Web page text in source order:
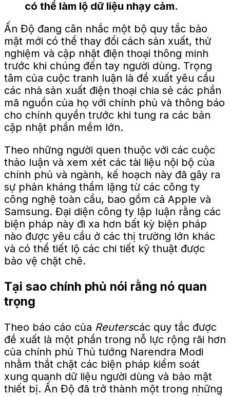
có thể làm lộ dữ liệu nhạy cảm.
Ấn Độ đang cân nhắc một bộ quy tắc bảo
mật mới có thể thay đổi cách sản xuất, thử
nghiệm và cập nhật điện thoại thông minh
trước khi chúng đến tay người dùng. Trọng
tâm của cuộc tranh luận là đề xuất yêu cầu
các nhà sản xuất điện thoại chia sẻ các phần
mã nguồn của họ với chính phủ và thông báo
cho chính quyền trước khi tung ra các bản
cập nhật phần mềm lớn.
Theo những người quen thuộc với các cuộc
thảo luận và xem xét các tài liệu nội bộ của
chính phủ và ngành, kế hoạch này đã gây ra
sự phản kháng thầm lặng từ các công ty
công nghệ toàn cầu, bao gồm cả Apple và
Samsung. Đại diện công ty lập luận rằng các
biện pháp này đi xa hơn bất kỳ biện pháp
nào được yêu cầu ở các thị trường lớn khác
và có thể tiết lộ các chi tiết kỹ thuật được
bảo vệ chặt chẽ.
Tại sao chính phủ nói rằng nó quan
trọng
Theo báo cáo của Reuterscác quy tắc được
đề xuất là một phần trong nỗ lực rộng rãi hơn
của chính phủ Thủ tướng Narendra Modi
nhằm thắt chặt các biện pháp kiểm soát
xung quanh dữ liệu người dùng và bảo mật
thiết bị. Ấn Độ đã trở thành một trong những